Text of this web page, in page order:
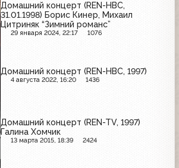
Домашний концерт (REN-НВС,
31.01.1998) Борис Кинер, Михаил
Цитриняк “Зимний романс”
29 января 2024, 22:17 1076
Домашний концерт (REN-НВС, 1997)
4 августа 2022, 16:20 1436
Домашний концерт (REN-TV, 1997)
Галина Хомчик
13 марта 2015, 18:39 2424